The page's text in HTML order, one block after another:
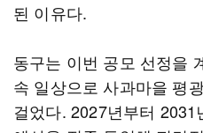
된 이유다.
동구는 이번 공모 선정을
속 일상으로 사과마을 평
걸었다. 2027년부터